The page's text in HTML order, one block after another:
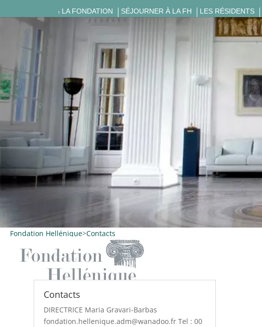
LA FONDATION SÉJOURNER À LA FH LES RÉSIDENTS
Fondation Hellénique>Contacts
Contacts
DIRECTRICE Maria Gravari-Barbas
fondation.hellenique.adm@wanadoo.fr Tel : 00